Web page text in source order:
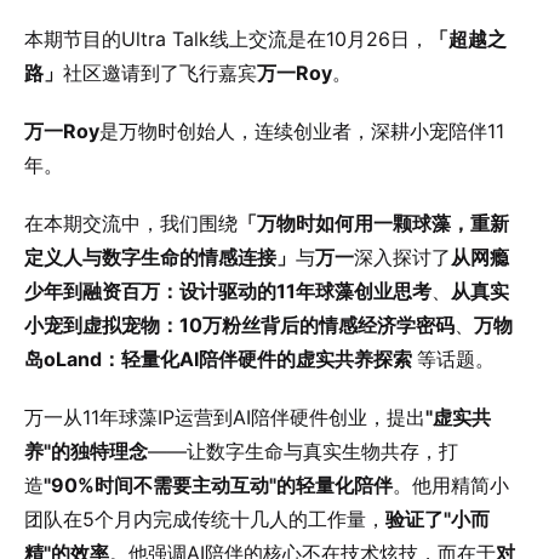
本期节目的Ultra Talk线上交流是在10月26日，
「超越之
路」 社区邀请到了飞行嘉宾万一Roy。
万一Roy是万物时创始人，连续创业者，深耕小宠陪伴11
年。
在本期交流中，我们围绕 「万物时如何用一颗球藻，重新
定义人与数字生命的情感连接」 与万一深入探讨了从网瘾
少年到融资百万：设计驱动的11年球藻创业思考、 从真实
小宠到虚拟宠物：10万粉丝背后的情感经济学密码、 万物
岛oLand：轻量化AI陪伴硬件的虚实共养探索 等话题。
万一从11年球藻IP运营到AI陪伴硬件创业，提出"虚实共
养"的独特理念——让数字生命与真实生物共存，打
造"90%时间不需要主动互动"的轻量化陪伴。他用精简小
团队在5个月内完成传统十几人的工作量， 验证了"小而
精"的效率。他强调AI陪伴的核心不在技术炫技，而在于对